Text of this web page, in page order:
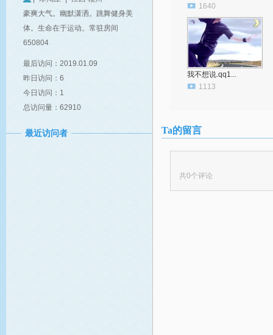
豪爽大气。幽默潇洒。跳舞健身美
体。生命在于运动。常驻房间
650804
最后访问：2019.01.09
昨日访问：6
今日访问：1
总访问量：62910
最近访问者
1640
我不想说.qq1...
1113
Ta的留言
共0个评论